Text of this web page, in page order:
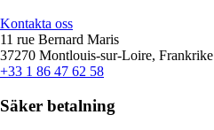
Kontakta oss
11 rue Bernard Maris
37270 Montlouis-sur-Loire, Frankrike
+33 1 86 47 62 58
Säker betalning